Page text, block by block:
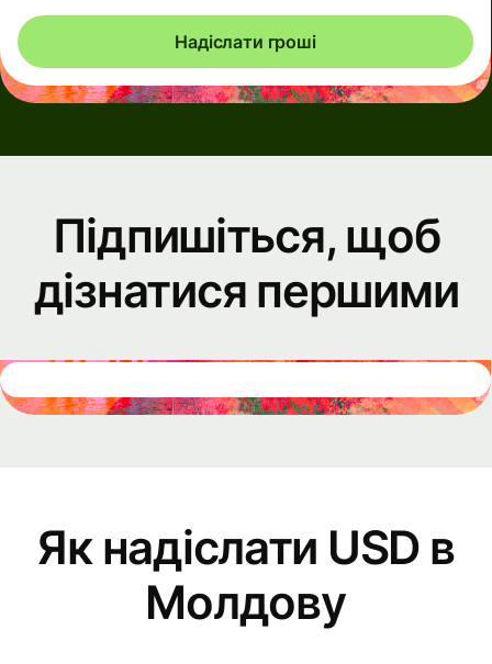
Надіслати гроші
Підпишіться, щоб
дізнатися першими
Як надіслати USD в
Молдову